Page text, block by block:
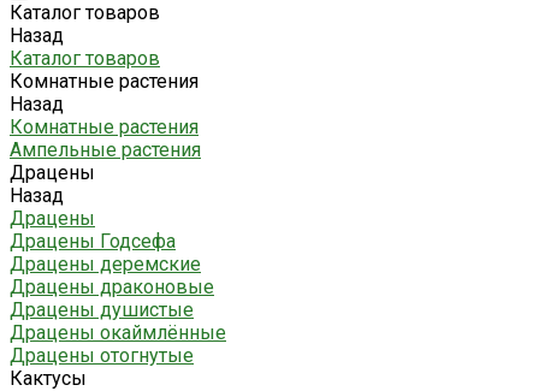
Каталог товаров
Назад
Каталог товаров
Комнатные растения
Назад
Комнатные растения
Ампельные растения
Драцены
Назад
Драцены
Драцены Годсефа
Драцены деремские
Драцены драконовые
Драцены душистые
Драцены окаймлённые
Драцены отогнутые
Кактусы